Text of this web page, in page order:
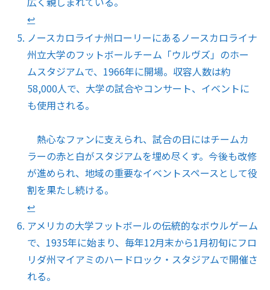
↩︎
ノースカロライナ州ローリーにあるノースカロライナ
州立大学のフットボールチーム「ウルヴズ」のホー
ムスタジアムで、1966年に開場。収容人数は約
58,000人で、大学の試合やコンサート、イベントに
も使用される。
熱心なファンに支えられ、試合の日にはチームカ
ラーの赤と白がスタジアムを埋め尽くす。今後も改修
が進められ、地域の重要なイベントスペースとして役
割を果たし続ける。
↩︎
アメリカの大学フットボールの伝統的なボウルゲーム
で、1935年に始まり、毎年12月末から1月初旬にフロ
リダ州マイアミのハードロック・スタジアムで開催さ
れる。